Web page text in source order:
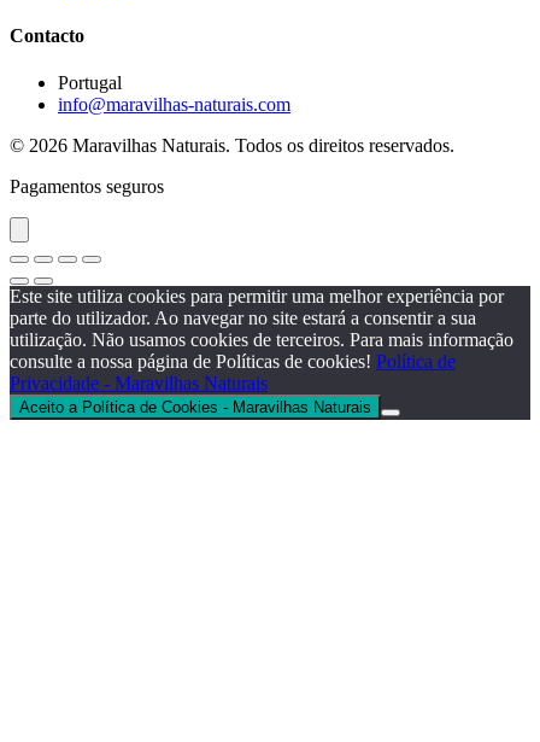
Contacto
Portugal
info@maravilhas-naturais.com
© 2026 Maravilhas Naturais. Todos os direitos reservados.
Pagamentos seguros
Este site utiliza cookies para permitir uma melhor experiência por
parte do utilizador. Ao navegar no site estará a consentir a sua
utilização. Não usamos cookies de terceiros. Para mais informação
consulte a nossa página de Políticas de cookies! Política de
Privacidade - Maravilhas Naturais
Aceito a Política de Cookies - Maravilhas Naturais